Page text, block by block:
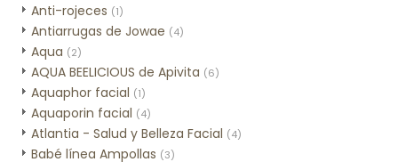
Anti-rojeces (1)
Antiarrugas de Jowae (4)
Aqua (2)
AQUA BEELICIOUS de Apivita (6)
Aquaphor facial (1)
Aquaporin facial (4)
Atlantia - Salud y Belleza Facial (4)
Babé línea Ampollas (3)